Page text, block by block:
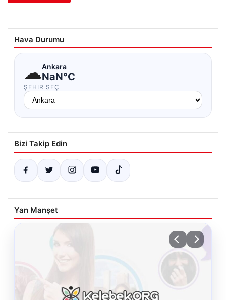
Hava Durumu
☁Ankara
NaN°C
ŞEHIR SEÇ
Bizi Takip Edin
Yan Manşet